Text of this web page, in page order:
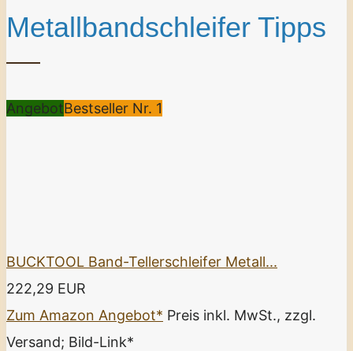
Metallbandschleifer Tipps
AngebotBestseller Nr. 1
BUCKTOOL Band-Tellerschleifer Metall...
222,29 EUR
Zum Amazon Angebot* Preis inkl. MwSt., zzgl.
Versand; Bild-Link*